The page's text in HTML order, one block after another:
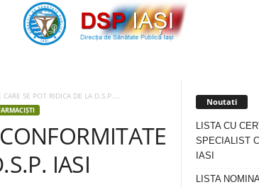
SE POT RIDICA DE LA D.S.P....
IASI
Noutati
LISTA CU
SPECIALIST
IASI
LISTA